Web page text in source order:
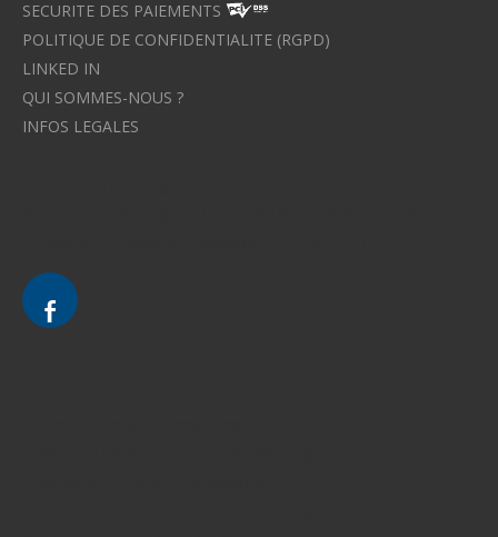
SECURITE DES PAIEMENTS
POLITIQUE DE CONFIDENTIALITE (RGPD)
LINKED IN
QUI SOMMES-NOUS ?
INFOS LEGALES